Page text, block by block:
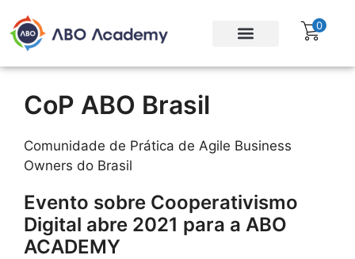
0
CoP ABO Brasil
Comunidade de Prática de Agile Business
Owners do Brasil
Evento sobre Cooperativismo
Digital abre 2021 para a ABO
ACADEMY